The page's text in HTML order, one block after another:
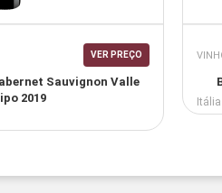
VER PREÇO
Sauvignon Valle
2019
Itália